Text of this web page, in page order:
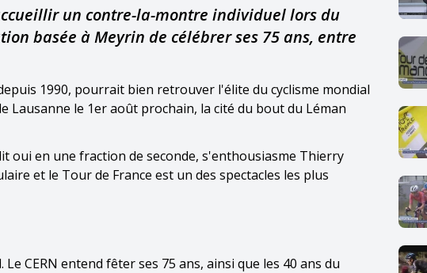
un contre-la-montre individuel lors du
basée à Meyrin de célébrer ses 75 ans, entre
1990, pourrait bien retrouver l'élite du cyclisme mondial
Lausanne le 1er août prochain, la cité du bout du Léman
en une fraction de seconde, s'enthousiasme Thierry
et le Tour de France est un des spectacles les plus
CERN entend fêter ses 75 ans, ainsi que les 40 ans du